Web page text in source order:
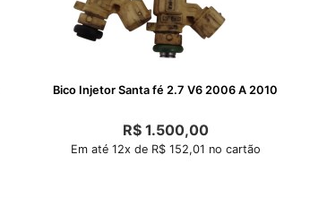
Bico Injetor Santa fé 2.7 V6 2006 A 2010
R$1.500,00
Em até 12x de R$ 152,01 no cartão